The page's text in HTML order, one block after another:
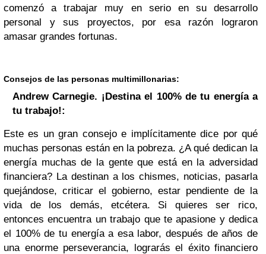
comenzó a trabajar muy en serio en su desarrollo
personal y sus proyectos, por esa razón lograron
amasar grandes fortunas.
Consejos de las personas multimillonarias:
Andrew Carnegie. ¡Destina el 100% de tu energía a
tu trabajo!:
Este es un gran consejo e implícitamente dice por qué
muchas personas están en la pobreza. ¿A qué dedican la
energía muchas de la gente que está en la adversidad
financiera? La destinan a los chismes, noticias, pasarla
quejándose, criticar el gobierno, estar pendiente de la
vida de los demás, etcétera. Si quieres ser rico,
entonces encuentra un trabajo que te apasione y dedica
el 100% de tu energía a esa labor, después de años de
una enorme perseverancia, lograrás el éxito financiero